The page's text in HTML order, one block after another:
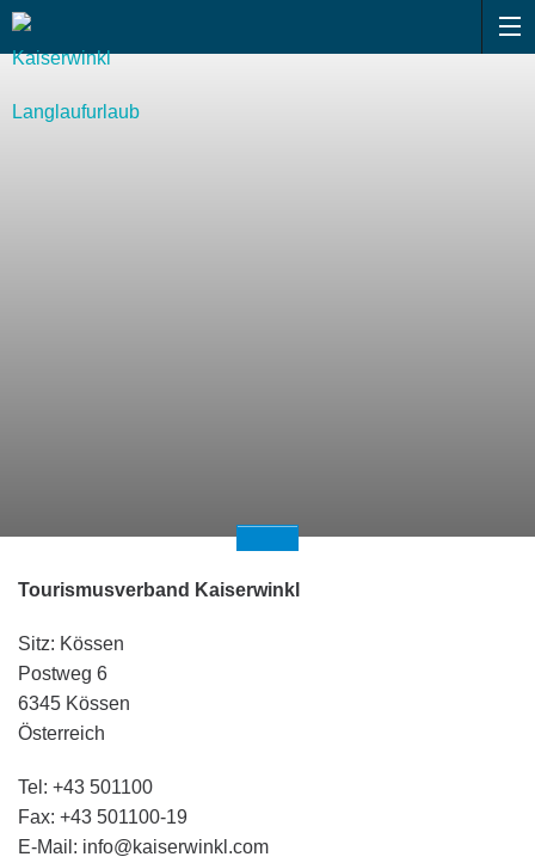
Tourismusverband Kaiserwinkl
Sitz: Kössen
Postweg 6
6345 Kössen
Österreich
Tel: +43 501100
Fax: +43 501100-19
E-Mail: info@kaiserwinkl.com